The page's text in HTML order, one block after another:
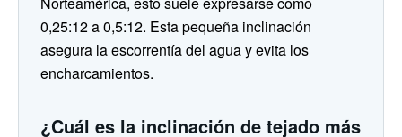
0,25:12 a 0,5:12. Esta pequeña inclinación
asegura la escorrentía del agua y evita los
encharcamientos.
¿Cuál es la inclinación de tejado más